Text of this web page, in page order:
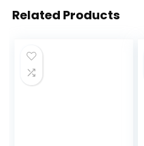
Related Products